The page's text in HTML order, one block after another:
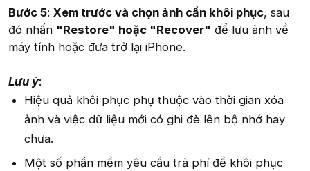
Bước 5: Xem trước và chọn ảnh cần khôi phục, sau
đó nhấn "Restore" hoặc "Recover" để lưu ảnh về
máy tính hoặc đưa trở lại iPhone.
Lưu ý:
Hiệu quả khôi phục phụ thuộc vào thời gian xóa
ảnh và việc dữ liệu mới có ghi đè lên bộ nhớ hay
chưa.
Một số phần mềm yêu cầu trả phí để khôi phục